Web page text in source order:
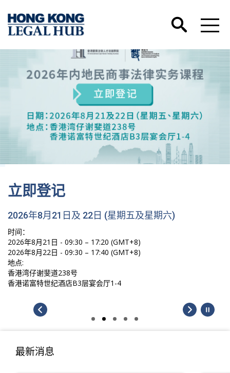
立即登记
2026年8月21日及 22日 (星期五及星期六)
时间：
2026年8月21日 - 09:30 – 17:20 (GMT+8)
2026年8月22日 - 09:30 – 17:40 (GMT+8)
地点:
香港湾仔谢斐道238号
香港诺富特世纪酒店B3层宴会厅1-4
最新消息